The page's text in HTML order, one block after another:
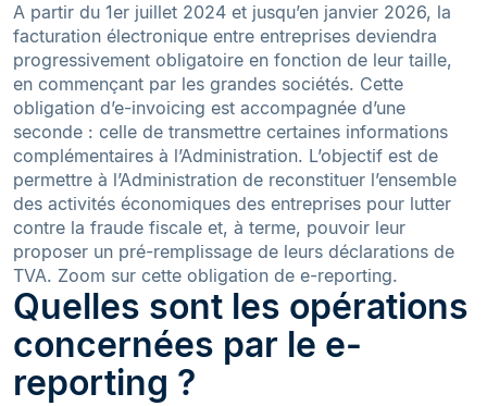
A partir du 1er juillet 2024 et jusqu’en janvier 2026, la
facturation électronique entre entreprises deviendra
progressivement obligatoire en fonction de leur taille,
en commençant par les grandes sociétés. Cette
obligation d’e-invoicing est accompagnée d’une
seconde : celle de transmettre certaines informations
complémentaires à l’Administration. L’objectif est de
permettre à l’Administration de reconstituer l’ensemble
des activités économiques des entreprises pour lutter
contre la fraude fiscale et, à terme, pouvoir leur
proposer un pré-remplissage de leurs déclarations de
TVA. Zoom sur cette obligation de e-reporting.
Quelles sont les opérations
concernées par le e-
reporting ?